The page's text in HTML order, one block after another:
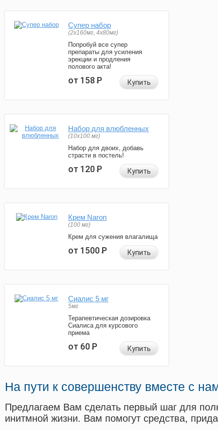
Супер набор
(2х160мг, 4х80мг)
Попробуй все супер
препараты для усиления
эрекции и продления
полового акта!
от 158Р Купить
Набор для влюбленных
(10х100 мг)
Набор для двоих, добавь
страсти в постель!
от 120Р Купить
Крем Naron
(100 мг)
Крем для сужения влагалища
от 1500Р Купить
Сиалис 5 мг
5мг
Терапевтическая дозировка
Сиалиса для курсового
приема
от 60Р Купить
На пути к совершенству вместе с
Предлагаем Вам сделать первый шаг для
инитмной жизни. Вам помогут средства,